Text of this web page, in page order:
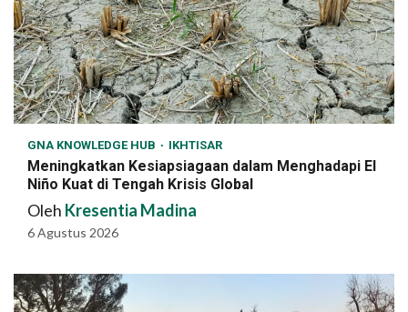
GNA KNOWLEDGE HUB IKHTISAR
Meningkatkan Kesiapsiagaan dalam Menghadapi El
Niño Kuat di Tengah Krisis Global
Oleh Kresentia Madina
6 Agustus 2026